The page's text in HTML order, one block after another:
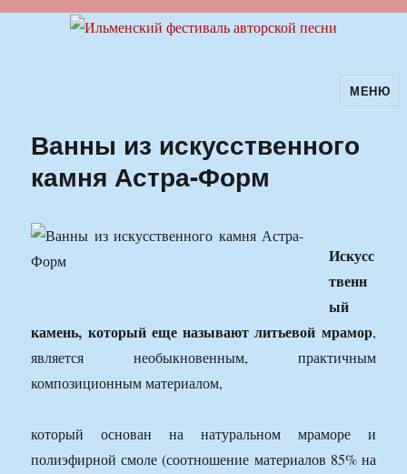
Ильменский фестиваль авторскойМЕНЮ
Ванны из искусственного
камня Астра-Форм
Искусс
твенн
ый
камень, который еще называют литьевой мрамор,
является необыкновенным, практичным
композиционным материалом,
который основан на натуральном мраморе и
полиэфирной смоле (соотношение материалов 85% на